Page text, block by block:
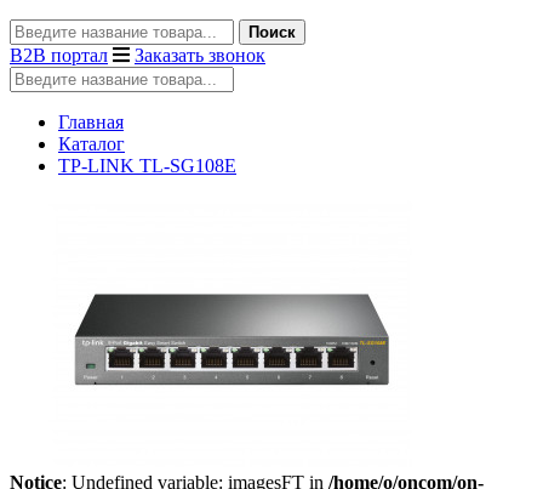
Поиск
B2B портал Заказать звонок
Главная
Каталог
TP-LINK TL-SG108E
Notice: Undefined variable: imagesFT in /home/o/oncom/on-